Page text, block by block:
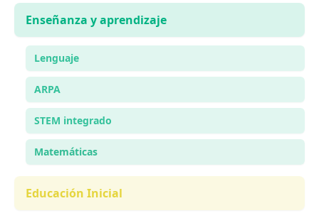
Enseñanza y aprendizaje
Lenguaje
ARPA
STEM integrado
Matemáticas
Educación Inicial